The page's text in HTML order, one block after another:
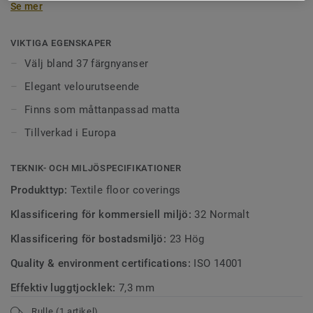
nedtonade beige- och gråskalor – idealiska för allt från
Se mer
VIKTIGA EGENSKAPER
Välj bland 37 färgnyanser
Elegant velourutseende
Finns som måttanpassad matta
Tillverkad i Europa
TEKNIK- OCH MILJÖSPECIFIKATIONER
Produkttyp: Textile floor coverings
Klassificering för kommersiell miljö: 32 Normalt
Klassificering för bostadsmiljö: 23 Hög
Quality & environment certifications: ISO 14001
Effektiv luggtjocklek: 7,3 mm
Rulle (1 artikel)